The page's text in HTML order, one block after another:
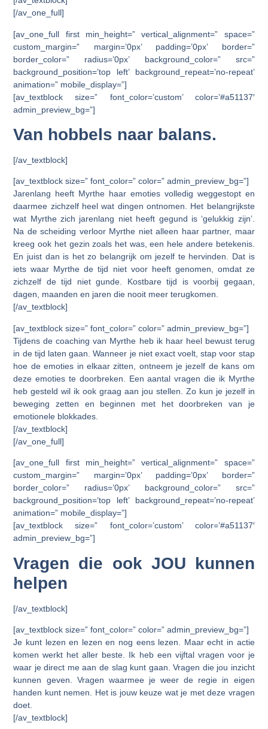
[/av_one_full]
[av_one_full first min_height=” vertical_alignment=” space=”
custom_margin=” margin=’0px’ padding=’0px’ border=”
border_color=” radius=’0px’ background_color=” src=”
background_position=’top left’ background_repeat=’no-repeat’
animation=” mobile_display=”]
[av_textblock size=” font_color=’custom’ color=’#a51137′
admin_preview_bg=”]
Van hobbels naar balans.
[/av_textblock]
[av_textblock size=” font_color=” color=” admin_preview_bg=”]
Jarenlang heeft Myrthe haar emoties volledig weggestopt en
daarmee zichzelf heel wat dingen ontnomen. Het belangrijkste
wat Myrthe zich jarenlang niet heeft gegund is ‘gelukkig zijn’.
Na de scheiding verloor Myrthe niet alleen haar partner, maar
kreeg ook het gezin zoals het was, een hele andere betekenis.
En juist dan is het zo belangrijk om jezelf te hervinden. Dat is
iets waar Myrthe de tijd niet voor heeft genomen, omdat ze
zichzelf de tijd niet gunde. Kostbare tijd is voorbij gegaan,
dagen, maanden en jaren die nooit meer terugkomen.
[/av_textblock]
[av_textblock size=” font_color=” color=” admin_preview_bg=”]
Tijdens de coaching van Myrthe heb ik haar heel bewust terug
in de tijd laten gaan. Wanneer je niet exact voelt, stap voor stap
hoe de emoties in elkaar zitten, ontneem je jezelf de kans om
deze emoties te doorbreken. Een aantal vragen die ik Myrthe
heb gesteld wil ik ook graag aan jou stellen. Zo kun je jezelf in
beweging zetten en beginnen met het doorbreken van je
emotionele blokkades.
[/av_textblock]
[/av_one_full]
[av_one_full first min_height=” vertical_alignment=” space=”
custom_margin=” margin=’0px’ padding=’0px’ border=”
border_color=” radius=’0px’ background_color=” src=”
background_position=’top left’ background_repeat=’no-repeat’
animation=” mobile_display=”]
[av_textblock size=” font_color=’custom’ color=’#a51137′
admin_preview_bg=”]
Vragen die ook JOU kunnen
helpen
[/av_textblock]
[av_textblock size=” font_color=” color=” admin_preview_bg=”]
Je kunt lezen en lezen en nog eens lezen. Maar echt in actie
komen werkt het aller beste. Ik heb een vijftal vragen voor je
waar je direct me aan de slag kunt gaan. Vragen die jou inzicht
kunnen geven. Vragen waarmee je weer de regie in eigen
handen kunt nemen. Het is jouw keuze wat je met deze vragen
doet.
[/av_textblock]